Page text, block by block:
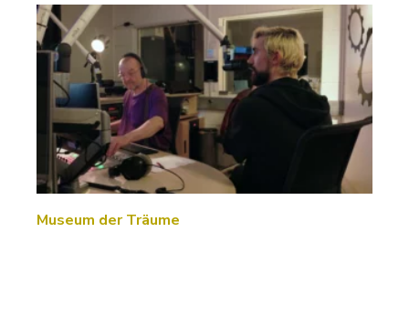
Museum der Träume